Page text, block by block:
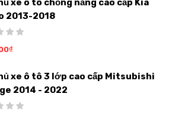
xe ô tô chống nắng cao cấp Kia
2013-2018
₫
xe ô tô 3 lớp cao cấp Mitsubishi
2014 - 2022